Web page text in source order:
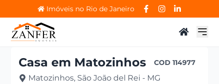
Imóveis no Rio de Janeiro
Casa em Matozinhos COD114977
Matozinhos, São João del Rei - MG